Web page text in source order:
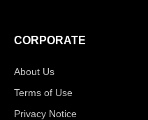
CORPORATE
About Us
Terms of Use
Privacy Notice